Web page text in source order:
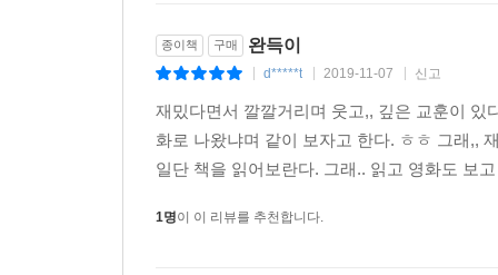
종이책 구매 완득이
d*****t 2019-11-07 신고
재밌다면서 깔깔거리며 웃고,, 깊은 교훈이 있
화로 나왔냐며 같이 보자고 한다. ㅎㅎ 그래,,
일단 책을 읽어보란다. 그래.. 읽고 영화도 보
1명이 이 리뷰를 추천합니다.